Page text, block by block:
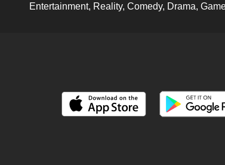
Entertainment
Reality Comedy Drama